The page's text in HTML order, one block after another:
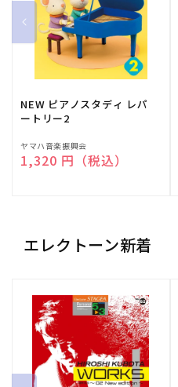
NEW ピアノスタディ レパ
ートリー2
販
売
ヤマハ音楽振興会
通常価格
1,320 円（税込）
エレクトーン新着